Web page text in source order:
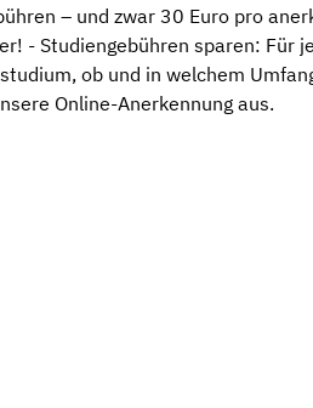
– und zwar 30 Euro pro
- Studiengebühren sparen: Für
ob und in welchem
Online-Anerkennung aus.